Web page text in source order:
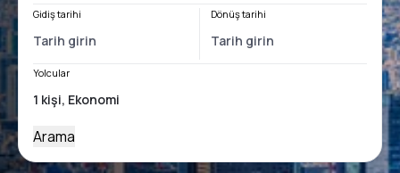
Gidiş tarihi Dönüş tarihi
Yolcular
Arama